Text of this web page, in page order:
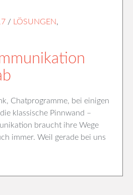
/ LÖSUNGEN,
Chatprogramme, bei einigen
klassische Pinnwand –
braucht ihre Wege
immer. Weil gerade bei uns